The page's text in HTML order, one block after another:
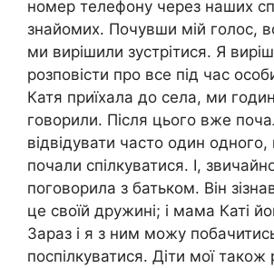
номер телефону через наших
знайомих. Почувши мій голос,
ми вирішили зустрітися. Я
розповісти про все під час
Катя приїхала до села, ми
говорили. Після цього вже
відвідувати часто один одного,
почали спілкуватися. І,
поговорила з батьком. Він
це своїй дружині; і мама Каті
Зараз і я з ним можу
поспілкуватися. Діти мої